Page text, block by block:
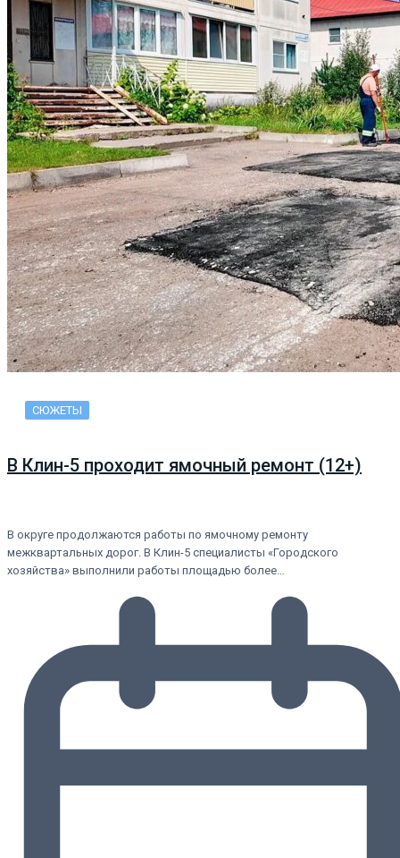
СЮЖЕТЫ
В Клин-5 проходит ямочный ремонт (12+)
В округе продолжаются работы по ямочному ремонту
межквартальных дорог. В Клин-5 специалисты «Городского
хозяйства» выполнили работы площадью более…